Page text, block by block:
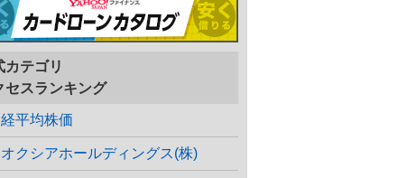
カテゴリ
セスランキング
経平均株価
クシアホールディングス(株)